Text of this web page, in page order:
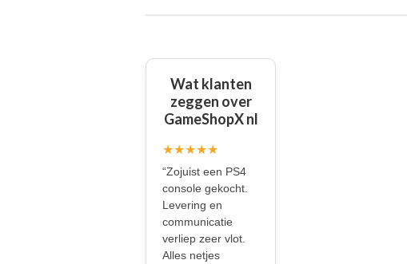
Wat klanten
zeggen over
GameShopX nl
★★★★★
“Zojuist een PS4
console gekocht.
Levering en
communicatie
verliep zeer vlot.
Alles netjes